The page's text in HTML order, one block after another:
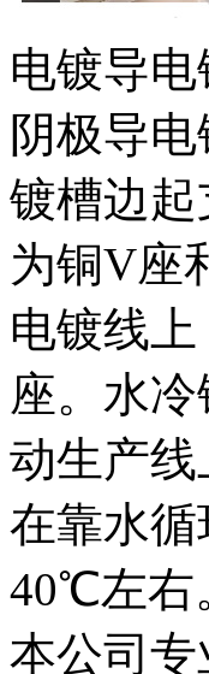
电镀导
阴极导
镀槽边
为铜V座
电镀线
座。水
动生产
在靠水
40℃左右
本公司